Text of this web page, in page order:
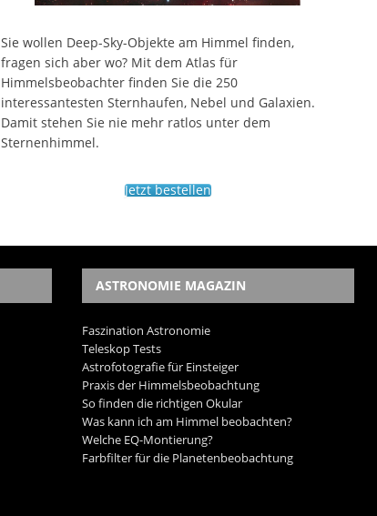
Sie wollen Deep-Sky-Objekte am Himmel finden,
fragen sich aber wo? Mit dem Atlas für
Himmelsbeobachter finden Sie die 250
interessantesten Sternhaufen, Nebel und Galaxien.
Damit stehen Sie nie mehr ratlos unter dem
Sternenhimmel.
Jetzt bestellen
ASTRONOMIE MAGAZIN
Faszination Astronomie
Teleskop Tests
Astrofotografie für Einsteiger
Praxis der Himmelsbeobachtung
So finden die richtigen Okular
Was kann ich am Himmel beobachten?
Welche EQ-Montierung?
Farbfilter für die Planetenbeobachtung